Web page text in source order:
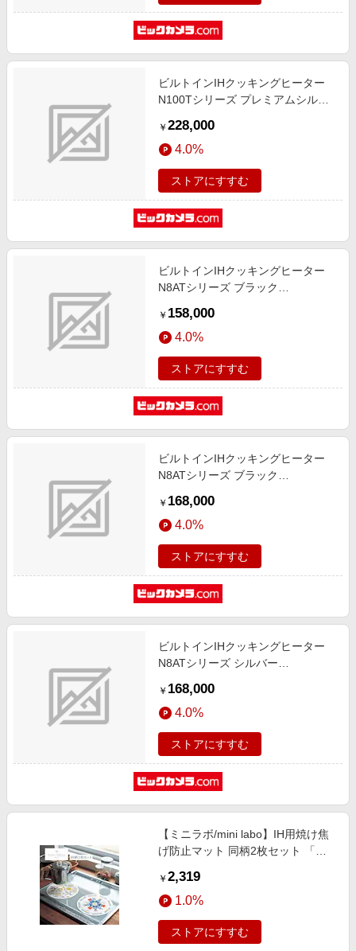
ビルトインIHクッキングヒーター
N100Tシリーズ プレミアムシルバ
￥ 228,000
4.0%
ストアにすすむ
ビルトインIHクッキングヒーター
N8ATシリーズ ブラック
￥ 158,000
4.0%
ストアにすすむ
ビルトインIHクッキングヒーター
N8ATシリーズ ブラック
￥ 168,000
4.0%
ストアにすすむ
ビルトインIHクッキングヒーター
N8ATシリーズ シルバー
￥ 168,000
4.0%
ストアにすすむ
【ミニラボ/mini labo】IH用焼け焦
げ防止マット 同柄2枚セット 「ミ
￥ 2,319
1.0%
ストアにすすむ